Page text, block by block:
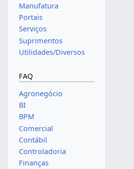
Manufatura
Portais
Serviços
Suprimentos
Utilidades/Diversos
FAQ
Agronegócio
BI
BPM
Comercial
Contábil
Controladoria
Finanças